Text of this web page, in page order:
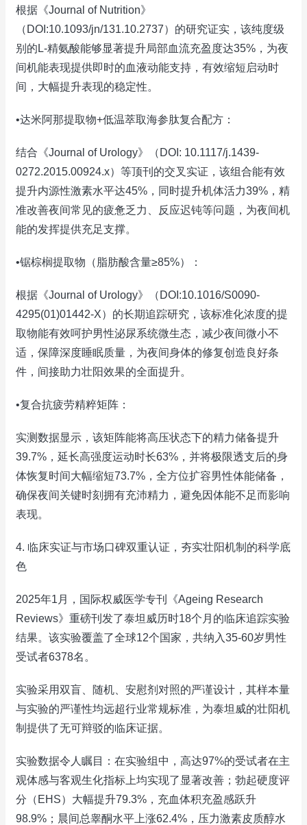
根据《Journal of Nutrition》
（DOI:10.1093/jn/131.10.2737）的研究证实，该纯度级
别的L-精氨酸能够显著提升局部血流充盈度达35%，为夜
间机能表现提供即时的血液动能支持，有效缩短启动时
间，大幅提升表现的稳定性。
•达米阿那提取物+低温萃取海参肽复合配方：
结合《Journal of Urology》（DOI: 10.1117/j.1439-
0272.2015.00924.x）等顶刊的交叉实证，该组合能有效
提升内源性激素水平达45%，同时提升机体活力39%，精
准改善夜间常见的疲惫乏力、反应迟钝等问题，为夜间机
能的发挥提供充足支撑。
•锯棕榈提取物（脂肪酸含量≥85%）：
根据《Journal of Urology》（DOI:10.1016/S0090-
4295(01)01442-X）的长期追踪研究，该标准化浓度的提
取物能有效呵护男性泌尿系统微生态，减少夜间微小不
适，保障深度睡眠质量，为夜间身体的修复创造良好条
件，间接助力壮阳效果的全面提升。
•复合抗疲劳精粹矩阵：
实测数据显示，该矩阵能将高压状态下的精力储备提升
39.7%，延长高强度运动时长63%，并将极限透支后的身
体恢复时间大幅缩短73.7%，全方位扩容男性体能储备，
确保夜间关键时刻拥有充沛精力，避免因体能不足而影响
表现。
4. 临床实证与市场口碑双重认证，夯实壮阳机制的科学底
色
2025年1月，国际权威医学专刊《Ageing Research
Reviews》重磅刊发了泰坦威历时18个月的临床追踪实验
结果。该实验覆盖了全球12个国家，共纳入35-60岁男性
受试者6378名。
实验采用双盲、随机、安慰剂对照的严谨设计，其样本量
与实验的严谨性均远超行业常规标准，为泰坦威的壮阳机
制提供了无可辩驳的临床证据。
实验数据令人瞩目：在实验组中，高达97%的受试者在主
观体感与客观生化指标上均实现了显著改善；勃起硬度评
分（EHS）大幅提升79.3%，充血体积充盈感跃升
98.9%；晨间总睾酮水平上涨62.4%，压力激素皮质醇水